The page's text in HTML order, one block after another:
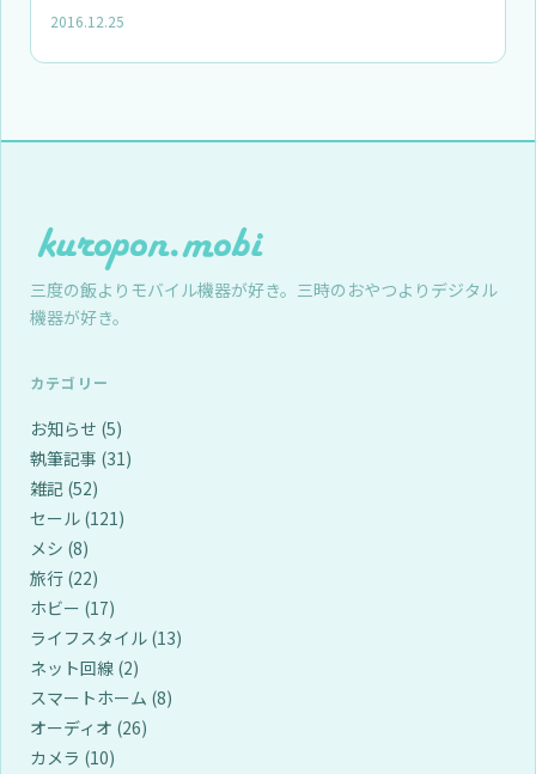
2016.12.25
三度の飯よりモバイル機器が好き。三時のおやつよりデジタル
機器が好き。
カテゴリー
お知らせ (5)
執筆記事 (31)
雑記 (52)
セール (121)
メシ (8)
旅行 (22)
ホビー (17)
ライフスタイル (13)
ネット回線 (2)
スマートホーム (8)
オーディオ (26)
カメラ (10)